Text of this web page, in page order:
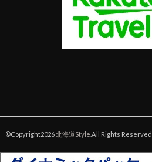
©Copyright2026北海道Style .All Rights Reserved.